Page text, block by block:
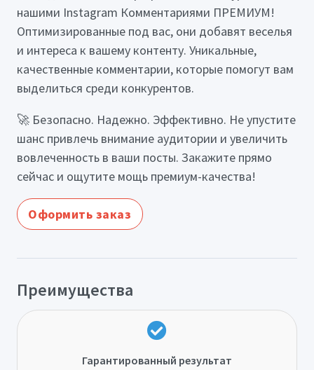
нашими Instagram Комментариями ПРЕМИУМ!
Оптимизированные под вас, они добавят веселья
и интереса к вашему контенту. Уникальные,
качественные комментарии, которые помогут вам
выделиться среди конкурентов.
🚀 Безопасно. Надежно. Эффективно. Не упустите
шанс привлечь внимание аудитории и увеличить
вовлеченность в ваши посты. Закажите прямо
сейчас и ощутите мощь премиум-качества!
Оформить заказ
Преимущества
Гарантированный результат